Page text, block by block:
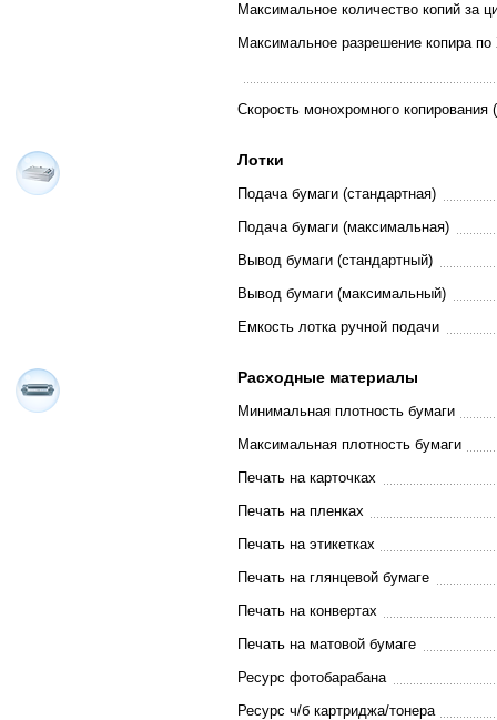
Максимальное количество копий за
Максимальное разрешение копира
Скорость монохромного копирования
Лотки
Подача бумаги (стандартная)
Подача бумаги (максимальная)
Вывод бумаги (стандартный)
Вывод бумаги (максимальный)
Емкость лотка ручной подачи
Расходные материалы
Минимальная плотность бумаги
Максимальная плотность бумаги
Печать на карточках
Печать на пленках
Печать на этикетках
Печать на глянцевой бумаге
Печать на конвертах
Печать на матовой бумаге
Ресурс фотобарабана
Ресурс ч/б картриджа/тонера